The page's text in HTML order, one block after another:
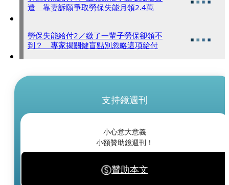
遣 靠妻訴願爭取勞保失能月領2.4萬
勞保失能給付2／繳了一輩子勞保卻領不
到？ 專家揭關鍵盲點別忽略這項給付
支持鏡週刊
小心意大意義
小額贊助鏡週刊！
贊助本文